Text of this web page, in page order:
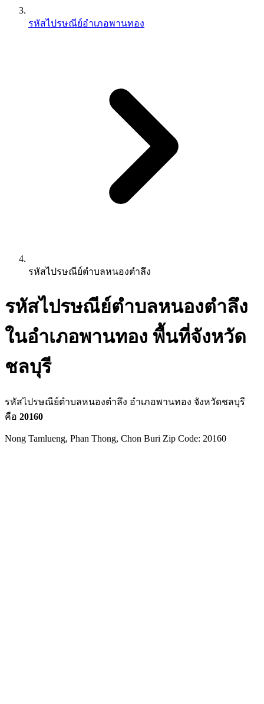
รหัสไปรษณีย์อำเภอพานทอง
รหัสไปรษณีย์ตำบลหนองตำลึง
รหัสไปรษณีย์ตำบลหนองตำลึง
ในอำเภอพานทอง พื้นที่จังหวัด
ชลบุรี
รหัสไปรษณีย์ตำบลหนองตำลึง อำเภอพานทอง จังหวัดชลบุรี
คือ 20160
Nong Tamlueng, Phan Thong, Chon Buri Zip Code: 20160